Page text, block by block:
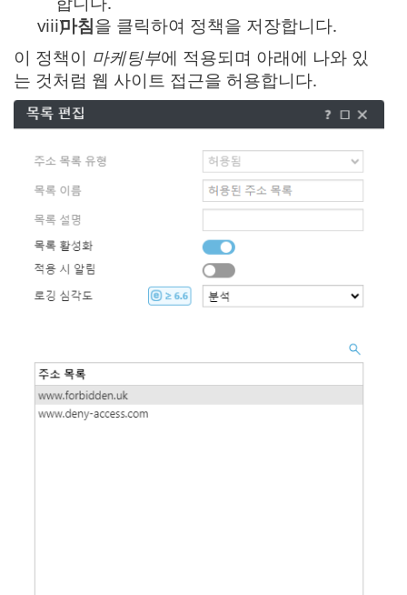
viii)마침을 클릭하여 정책을 저장합니다.
이 정책이 마케팅부에 적용되며 아래에 나와 있
는 것처럼 웹 사이트 접근을 허용합니다.